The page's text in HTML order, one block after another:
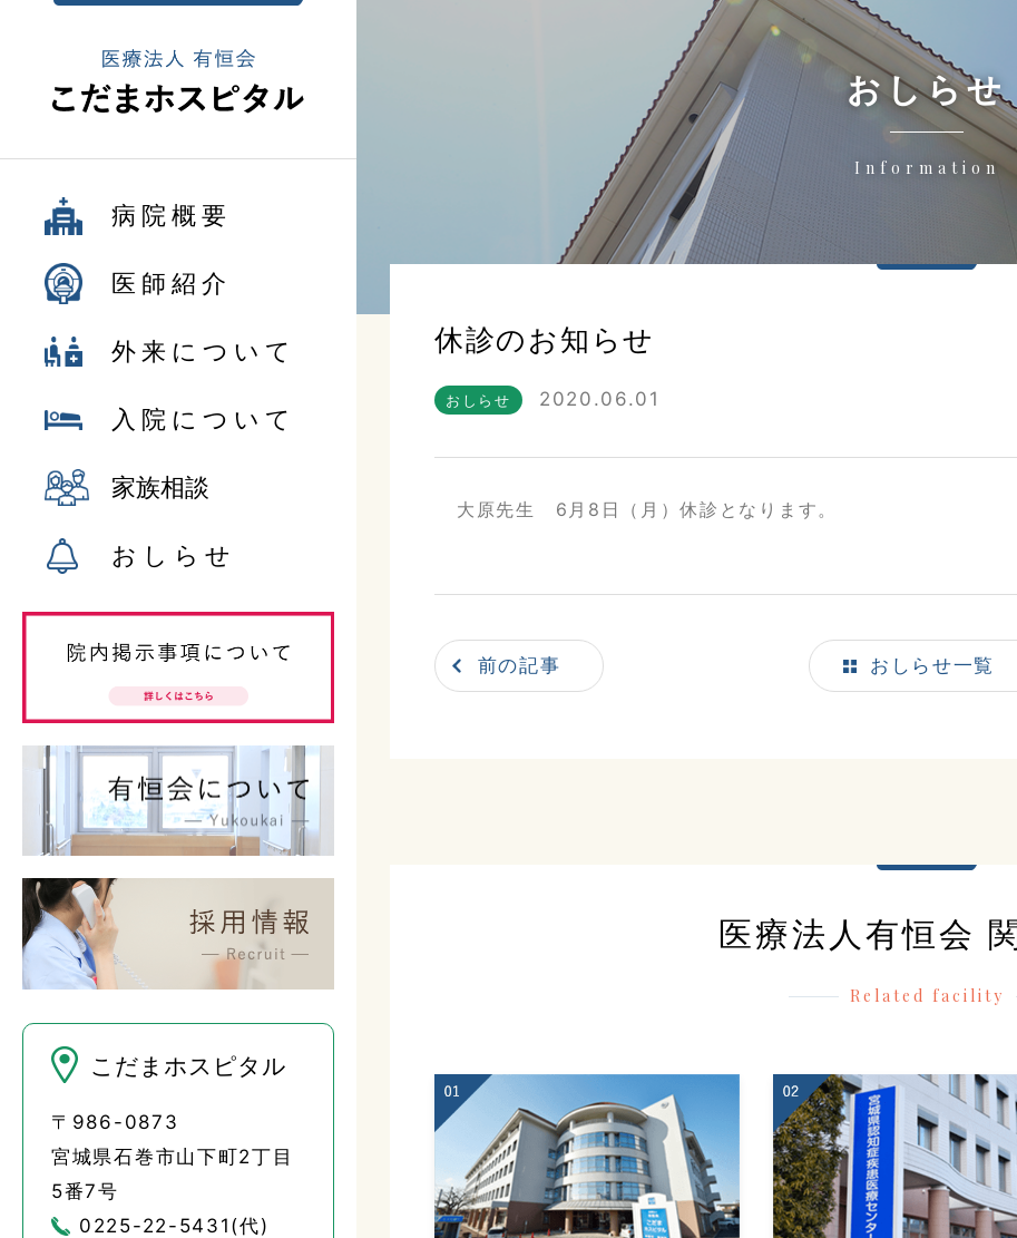
病院概要
医師紹介
外来について
入院について
家族相談
おしらせ
こだまホスピタル
〒986-0873
宮城県石巻市山下町2丁目
5番7号
0225-22-5431(代)
おしらせ
Information
休診のお知らせ
おしらせ 2020.06.01
大原先生 6月8日（月）休診となります。
前の記事 おしらせ一覧
医療法人有恒会
Related facility